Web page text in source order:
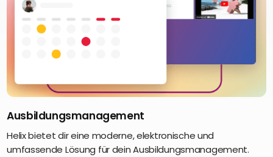
Ausbildungsmanagement
Helix bietet dir eine moderne, elektronische und
umfassende Lösung für dein Ausbildungsmanagement.